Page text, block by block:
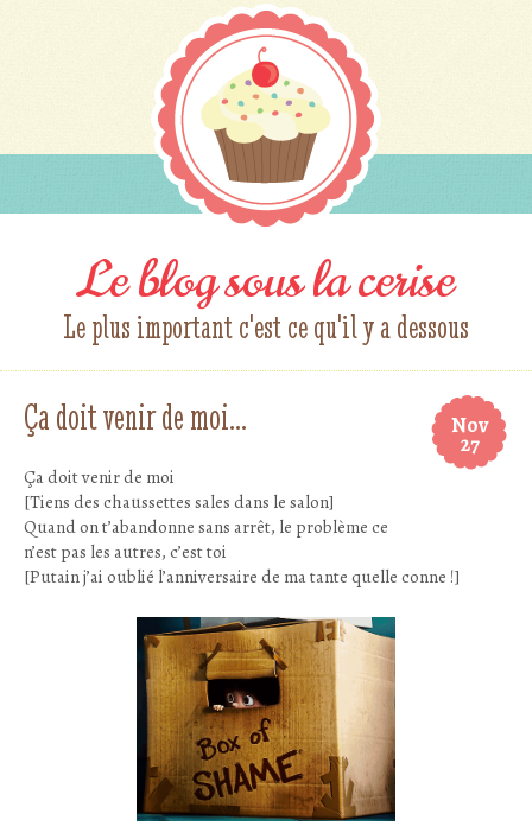
Le blog sous la cerise
Le plus important c'est ce qu'il y a dessous
Nov
27
Ça doit venir de moi…
Ça doit venir de moi
[Tiens des chaussettes sales dans le salon]
Quand on t’abandonne sans arrêt, le problème ce
n’est pas les autres, c’est toi
[Putain j’ai oublié l’anniversaire de ma tante quelle conne !]